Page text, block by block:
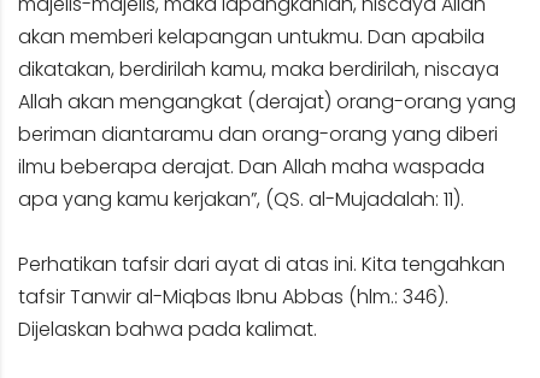
akan memberi kelapangan untukmu. Dan apabila
dikatakan, berdirilah kamu, maka berdirilah, niscaya
Allah akan mengangkat (derajat) orang-orang yang
beriman diantaramu dan orang-orang yang diberi
ilmu beberapa derajat. Dan Allah maha waspada
apa yang kamu kerjakan”, (QS. al-Mujadalah: 11).
Perhatikan tafsir dari ayat di atas ini. Kita tengahkan
tafsir Tanwir al-Miqbas Ibnu Abbas (hlm.: 346).
Dijelaskan bahwa pada kalimat.